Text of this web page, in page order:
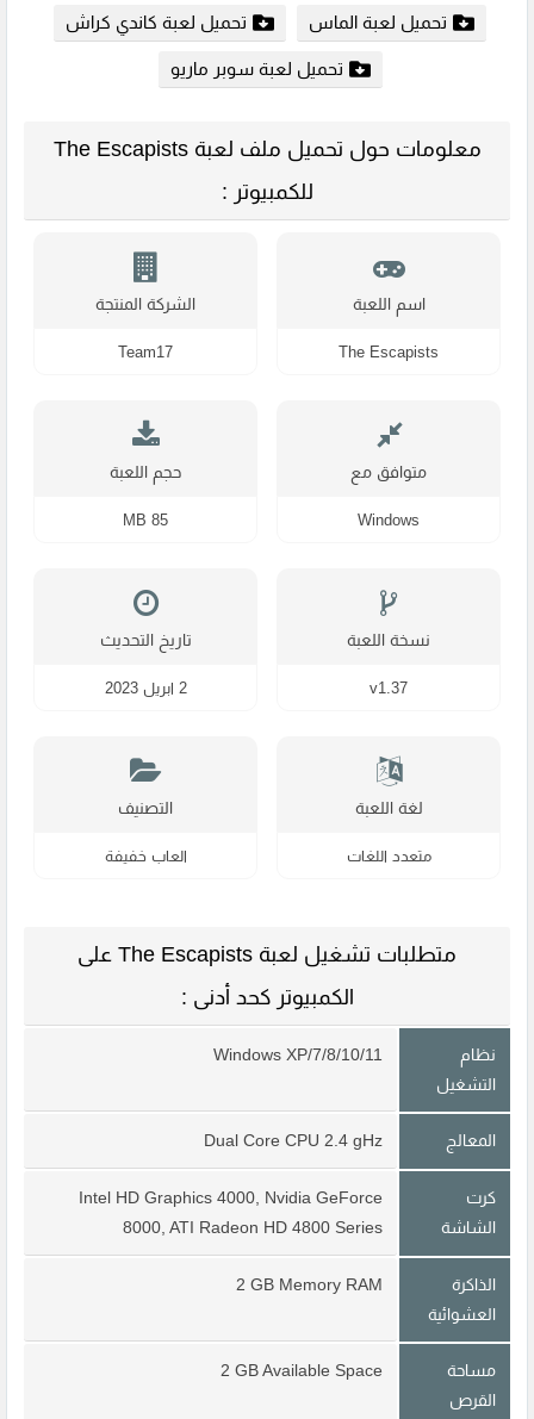
تحميل لعبة الماس تحميل لعبة كاندي كراش
تحميل لعبة سوبر ماريو
معلومات حول تحميل ملف لعبة The Escapists
للكمبيوتر :
اسم اللعبة
The Escapists
الشركة المنتجة
Team17
متوافق مع
Windows
حجم اللعبة
85 MB
نسخة اللعبة
v1.37
تاريخ التحديث
2 ابريل 2023
لغة اللعبة
متعدد اللغات
التصنيف
العاب خفيفة
متطلبات تشغيل لعبة The Escapists على
الكمبيوتر كحد أدنى :
نظام
التشغيل
Windows XP/7/8/10/11
المعالج Dual Core CPU 2.4 gHz
كرت
الشاشة
Intel HD Graphics 4000, Nvidia GeForce
8000, ATI Radeon HD 4800 Series
الذاكرة
العشوائية
2 GB Memory RAM
مساحة
القرص
2 GB Available Space